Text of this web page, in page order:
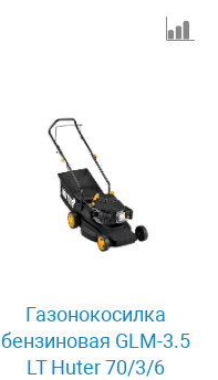
Газонокосилка
бензиновая GLM-3.5
LT Huter 70/3/6